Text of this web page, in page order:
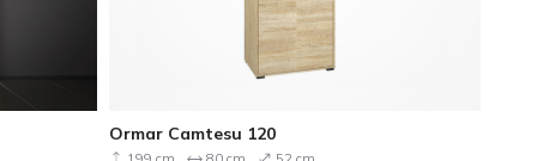
Ormar Camtesu 120